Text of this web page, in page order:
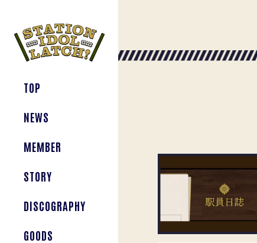
TOP
NEWS
MEMBER
STORY
DISCOGRAPHY
GOODS